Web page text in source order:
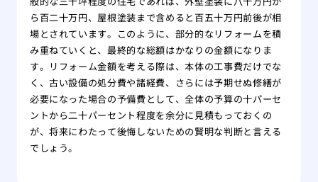
ら百二十万円、屋根塗装まで含めると百五十万円前後が相
場とされています。このように、部分的なリフォームを積
み重ねていくと、最終的な総額はかなりの金額になりま
す。リフォーム金額を考える際は、本体の工事費だけでな
く、古い設備の処分費や諸経費、さらには予期せぬ修繕が
必要になった場合の予備費として、全体の予算の十パーセ
ントから二十パーセント程度を余分に見積もっておくの
が、将来にわたって後悔しないための賢明な判断と言える
でしょう。